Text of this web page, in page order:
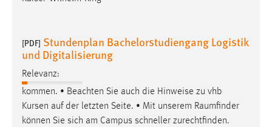
[PDF] Stundenplan Bachelorstudiengang Logistik
und Digitalisierung
Relevanz:
kommen. • Beachten Sie auch die Hinweise zu vhb
Kursen auf der letzten Seite. • Mit unserem Raumfinder
können Sie sich am Campus schneller zurechtfinden.